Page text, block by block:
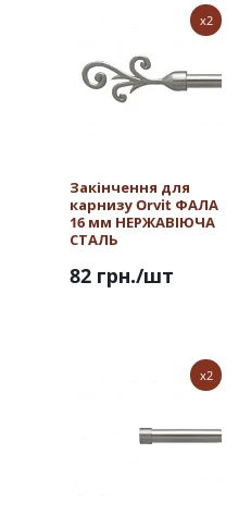
x2
Закінчення для
карнизу Orvit ФАЛА
16 мм НЕРЖАВІЮЧА
СТАЛЬ
82 грн./шт
x2